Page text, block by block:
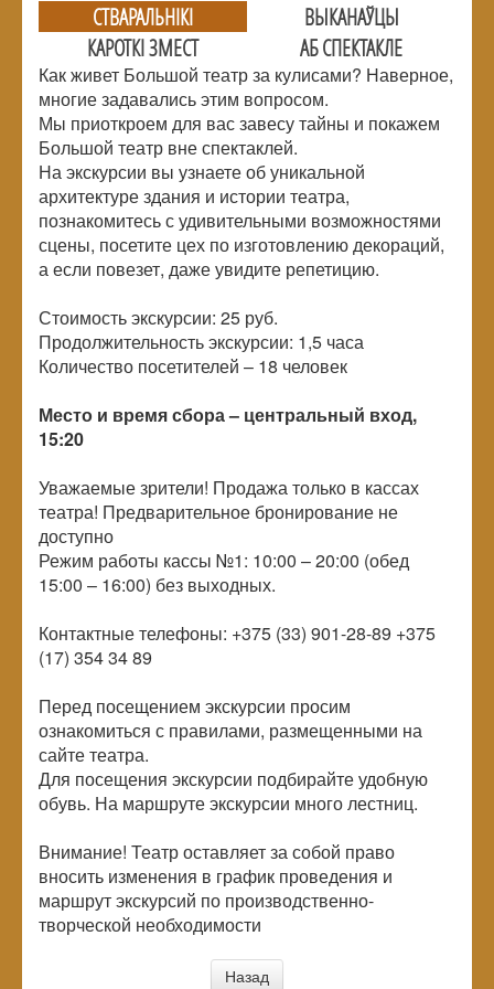
СТВАРАЛЬНIКI
ВЫКАНАЎЦЫ
КАРОТКІ ЗМЕСТ
АБ СПЕКТАКЛЕ
Как живет Большой театр за кулисами? Наверное,
многие задавались этим вопросом.
Мы приоткроем для вас завесу тайны и покажем
Большой театр вне спектаклей.
На экскурсии вы узнаете об уникальной
архитектуре здания и истории театра,
познакомитесь с удивительными возможностями
сцены, посетите цех по изготовлению декораций,
а если повезет, даже увидите репетицию.
Стоимость экскурсии: 25 руб.
Продолжительность экскурсии: 1,5 часа
Количество посетителей – 18 человек
Место и время сбора – центральный вход,
15:20
Уважаемые зрители! Продажа только в кассах
театра! Предварительное бронирование не
доступно
Режим работы кассы №1: 10:00 – 20:00 (обед
15:00 – 16:00) без выходных.
Контактные телефоны: +375 (33) 901-28-89 +375
(17) 354 34 89
Перед посещением экскурсии просим
ознакомиться с правилами, размещенными на
сайте театра.
Для посещения экскурсии подбирайте удобную
обувь. На маршруте экскурсии много лестниц.
Внимание! Театр оставляет за собой право
вносить изменения в график проведения и
маршрут экскурсий по производственно-
творческой необходимости
Назад